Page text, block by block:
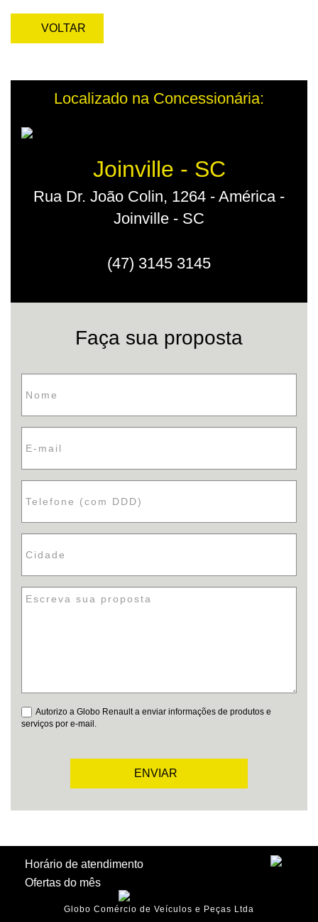
VOLTAR
Localizado na Concessionária:
Joinville - SC
Rua Dr. João Colin, 1264 - América -
Joinville - SC
(47) 3145 3145
Faça sua proposta
Autorizo a Globo Renault a enviar informações de produtos e
serviços por e-mail.
Horário de atendimento
Ofertas do mês
Globo Comércio de Veículos e Peças Ltda